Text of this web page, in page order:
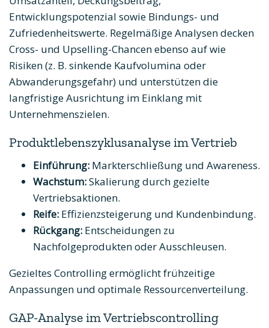
Entwicklungspotenzial sowie Bindungs- und
Zufriedenheitswerte. Regelmäßige Analysen decken
Cross- und Upselling-Chancen ebenso auf wie
Risiken (z. B. sinkende Kaufvolumina oder
Abwanderungsgefahr) und unterstützen die
langfristige Ausrichtung im Einklang mit
Unternehmenszielen.
Produktlebenszyklusanalyse im Vertrieb
Einführung: Markterschließung und Awareness.
Wachstum:Skalierung durch gezielte
Vertriebsaktionen.
Reife: Effizienzsteigerung und Kundenbindung.
Rückgang: Entscheidungen zu
Nachfolgeprodukten oder Ausschleusen.
Gezieltes Controlling ermöglicht frühzeitige
Anpassungen und optimale Ressourcenverteilung.
GAP-Analyse im Vertriebscontrolling